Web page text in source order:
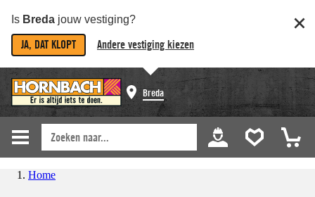
Is Breda jouw vestiging?
JA, DAT KLOPT Andere vestiging kiezen
Breda
Home